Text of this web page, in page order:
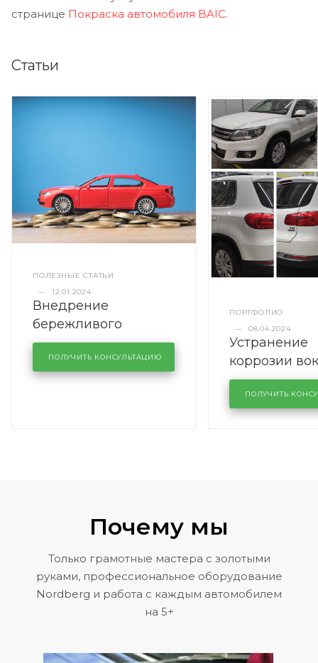
странице Покраска автомобиля BAIC.
Статьи
ПОЛЕЗНЫЕ СТАТЬИ
—
12.01.2024
Внедрение
бережливого
производства в
кузовном сервисе
KUTUZOVV
ПОЛУЧИТЬ КОНСУЛЬТАЦИЮ
ПОРТФОЛИО
—
08.04.2024
Устранение
коррозии
лобового
районе
Volkswagen
ПОЛУЧИТЬ
Почему мы
Только грамотные мастера с золотыми
руками, профессиональное оборудование
Nordberg и работа с каждым автомобилем
на 5+